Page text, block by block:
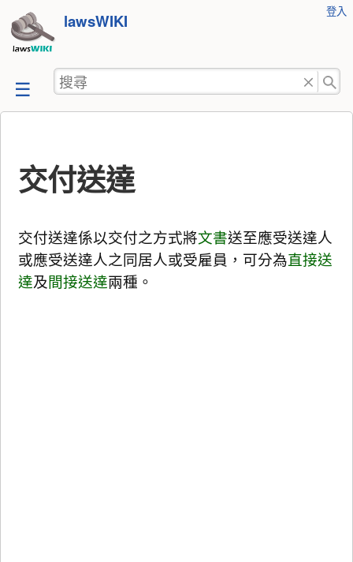
跳
至
容
lawsWIKI
工
登入
搜
尋
交付送達
交付送達係以交付之方式將文書送至應受送達人
或應受送達人之同居人或受雇員，可分為直接送
達及間接送達兩種。